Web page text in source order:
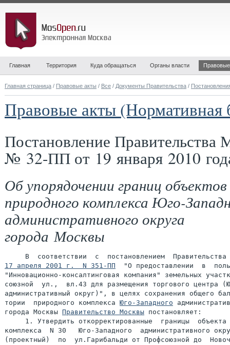
Главная Территория Куда обращаться Органы власти
Главная страница / Правовые акты / Все / Документы Правительства /
Правовые акты (Нормативная
Постановление Правительства
№ 32-ПП от 19 января 2010
Об упорядочении границ объектов
природного комплекса Юго-
административного округа
города Москвы
17 апреля 2001 г.  N 351-ПП
"О предоставлении  в
"Инновационно-консалтинговая компания" земельных
союзной  ул.,  вл.43 для размещения торгового центра
административный округ)", в целях сохранения общего
тории  природного комплекса Юго-Западного
города Москвы Правительство Москвы постановляет:
1. Утвердить откорректированные  границы  объекта
комплекса  N 30   Юго-Западного  административного
(проектный)  по  ул.Гарибальди от Профсоюзной до